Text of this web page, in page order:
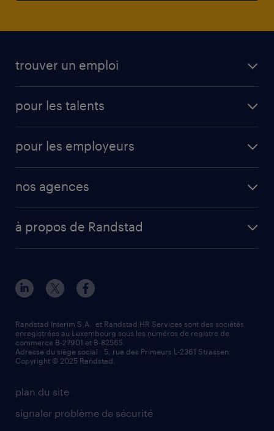
trouver un emploi
cdi
pour les talents
professional
votre lettre de motivation
tout savoir sur l'intérim
pour les employeurs
professional
recherche de personnel
demander à être contacté
mag RH
nos agences
Esch-sur-Alzette (rue de Luxembourg)
Strassen
Wiltz
à propos de Randstad
notre histoire
responsabilité
valeurs et mission
information importante
randstad dans le monde
plan du site
signaler problème de sécurité
Randstad Interim S.A. et Randstad HR Services sont des sociétés
enregistrées au Luxembourg sous les numéros de registre de
commerce B-27901 et B-82565.
Adresse du siège social : 5, rue des Primeurs L-2361 Strassen.
Copyright © 2025 Randstad.